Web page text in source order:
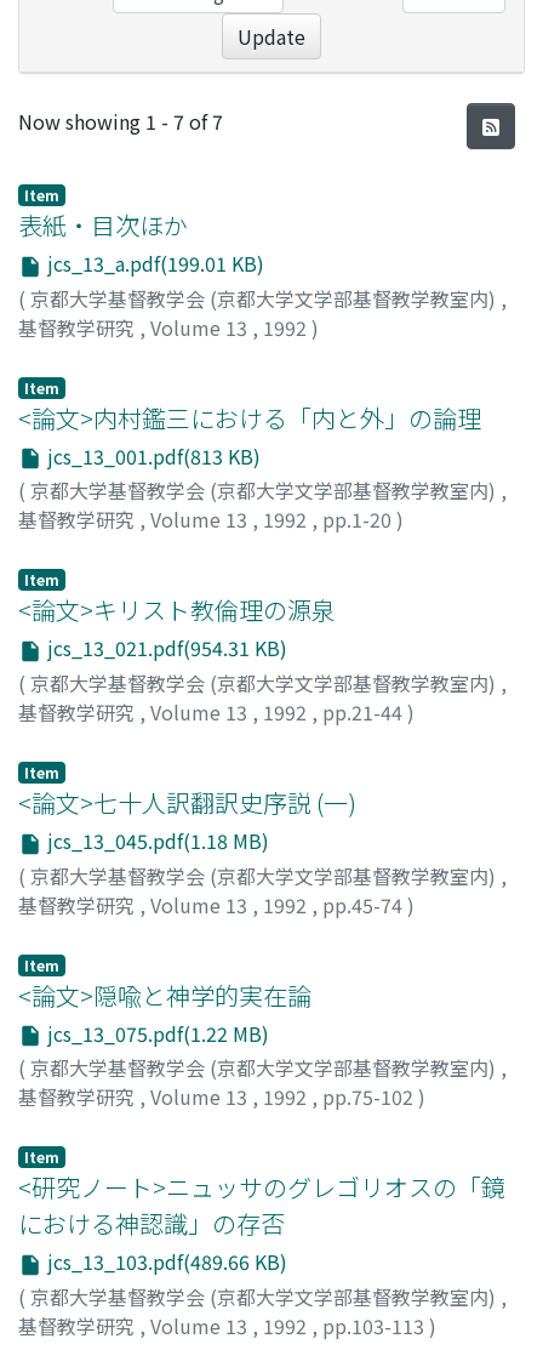
Update
Recent Submissions
Now showing 1 - 7 of 7
Item
表紙・目次ほか
jcs_13_a.pdf(199.01 KB)
( 京都大学基督教学会 (京都大学文学部基督教学教室内) ,
基督教学研究 , Volume 13 , 1992 )
Item
<論文>内村鑑三における「内と外」の論理
jcs_13_001.pdf(813 KB)
( 京都大学基督教学会 (京都大学文学部基督教学教室内) ,
基督教学研究 , Volume 13 , 1992 , pp.1-20 )
Item
<論文>キリスト教倫理の源泉
jcs_13_021.pdf(954.31 KB)
( 京都大学基督教学会 (京都大学文学部基督教学教室内) ,
基督教学研究 , Volume 13 , 1992 , pp.21-44)
Item
<論文>七十人訳翻訳史序説 (一)
jcs_13_045.pdf(1.18 MB)
( 京都大学基督教学会 (京都大学文学部基督教学教室内) ,
基督教学研究 , Volume 13 , 1992 , pp.45-74)
Item
<論文>隠喩と神学的実在論
jcs_13_075.pdf(1.22 MB)
( 京都大学基督教学会 (京都大学文学部基督教学教室内) ,
基督教学研究 , Volume 13 , 1992 , pp.75-102 )
Item
<研究ノート>ニュッサのグレゴリオスの「鏡
における神認識」の存否
jcs_13_103.pdf(489.66 KB)
( 京都大学基督教学会 (京都大学文学部基督教学教室内) ,
基督教学研究 , Volume 13 , 1992 , pp.103-113 )